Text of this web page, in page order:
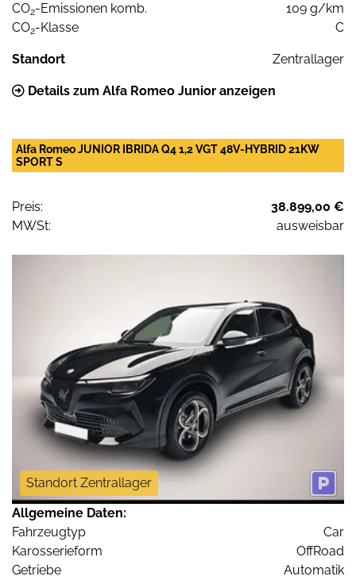
CO2-Emissionen komb.
109 g/km
CO2-Klasse C
Standort Zentrallager
Details zum Alfa Romeo Junior anzeigen
Alfa Romeo JUNIOR IBRIDA Q4 1,2 VGT 48V-HYBRID 21KW
SPORT S
Preis:
38.899,00 €
MWSt:
ausweisbar
Standort Zentrallager
Allgemeine Daten:
Fahrzeugtyp
Car
Karosserieform
OffRoad
Getriebe
Automatik